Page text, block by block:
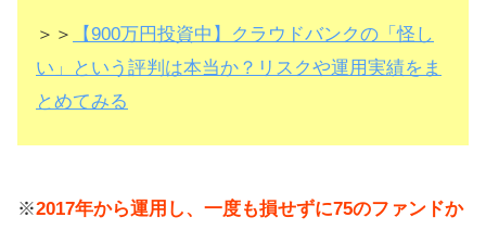
＞＞
【900万円投資中】クラウドバンクの「怪し
い」という評判は本当か？リスクや運用実績をま
とめてみる
※2017年から運用し、一度も損せずに75のファンドか